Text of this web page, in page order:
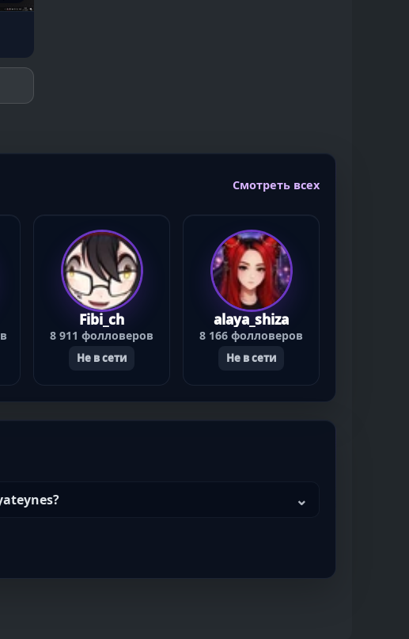
Смотреть всех
Fibi_ch
8 911 фолловеров
Не в сети
alaya_shiza
8 166 фолловеров
Не в сети